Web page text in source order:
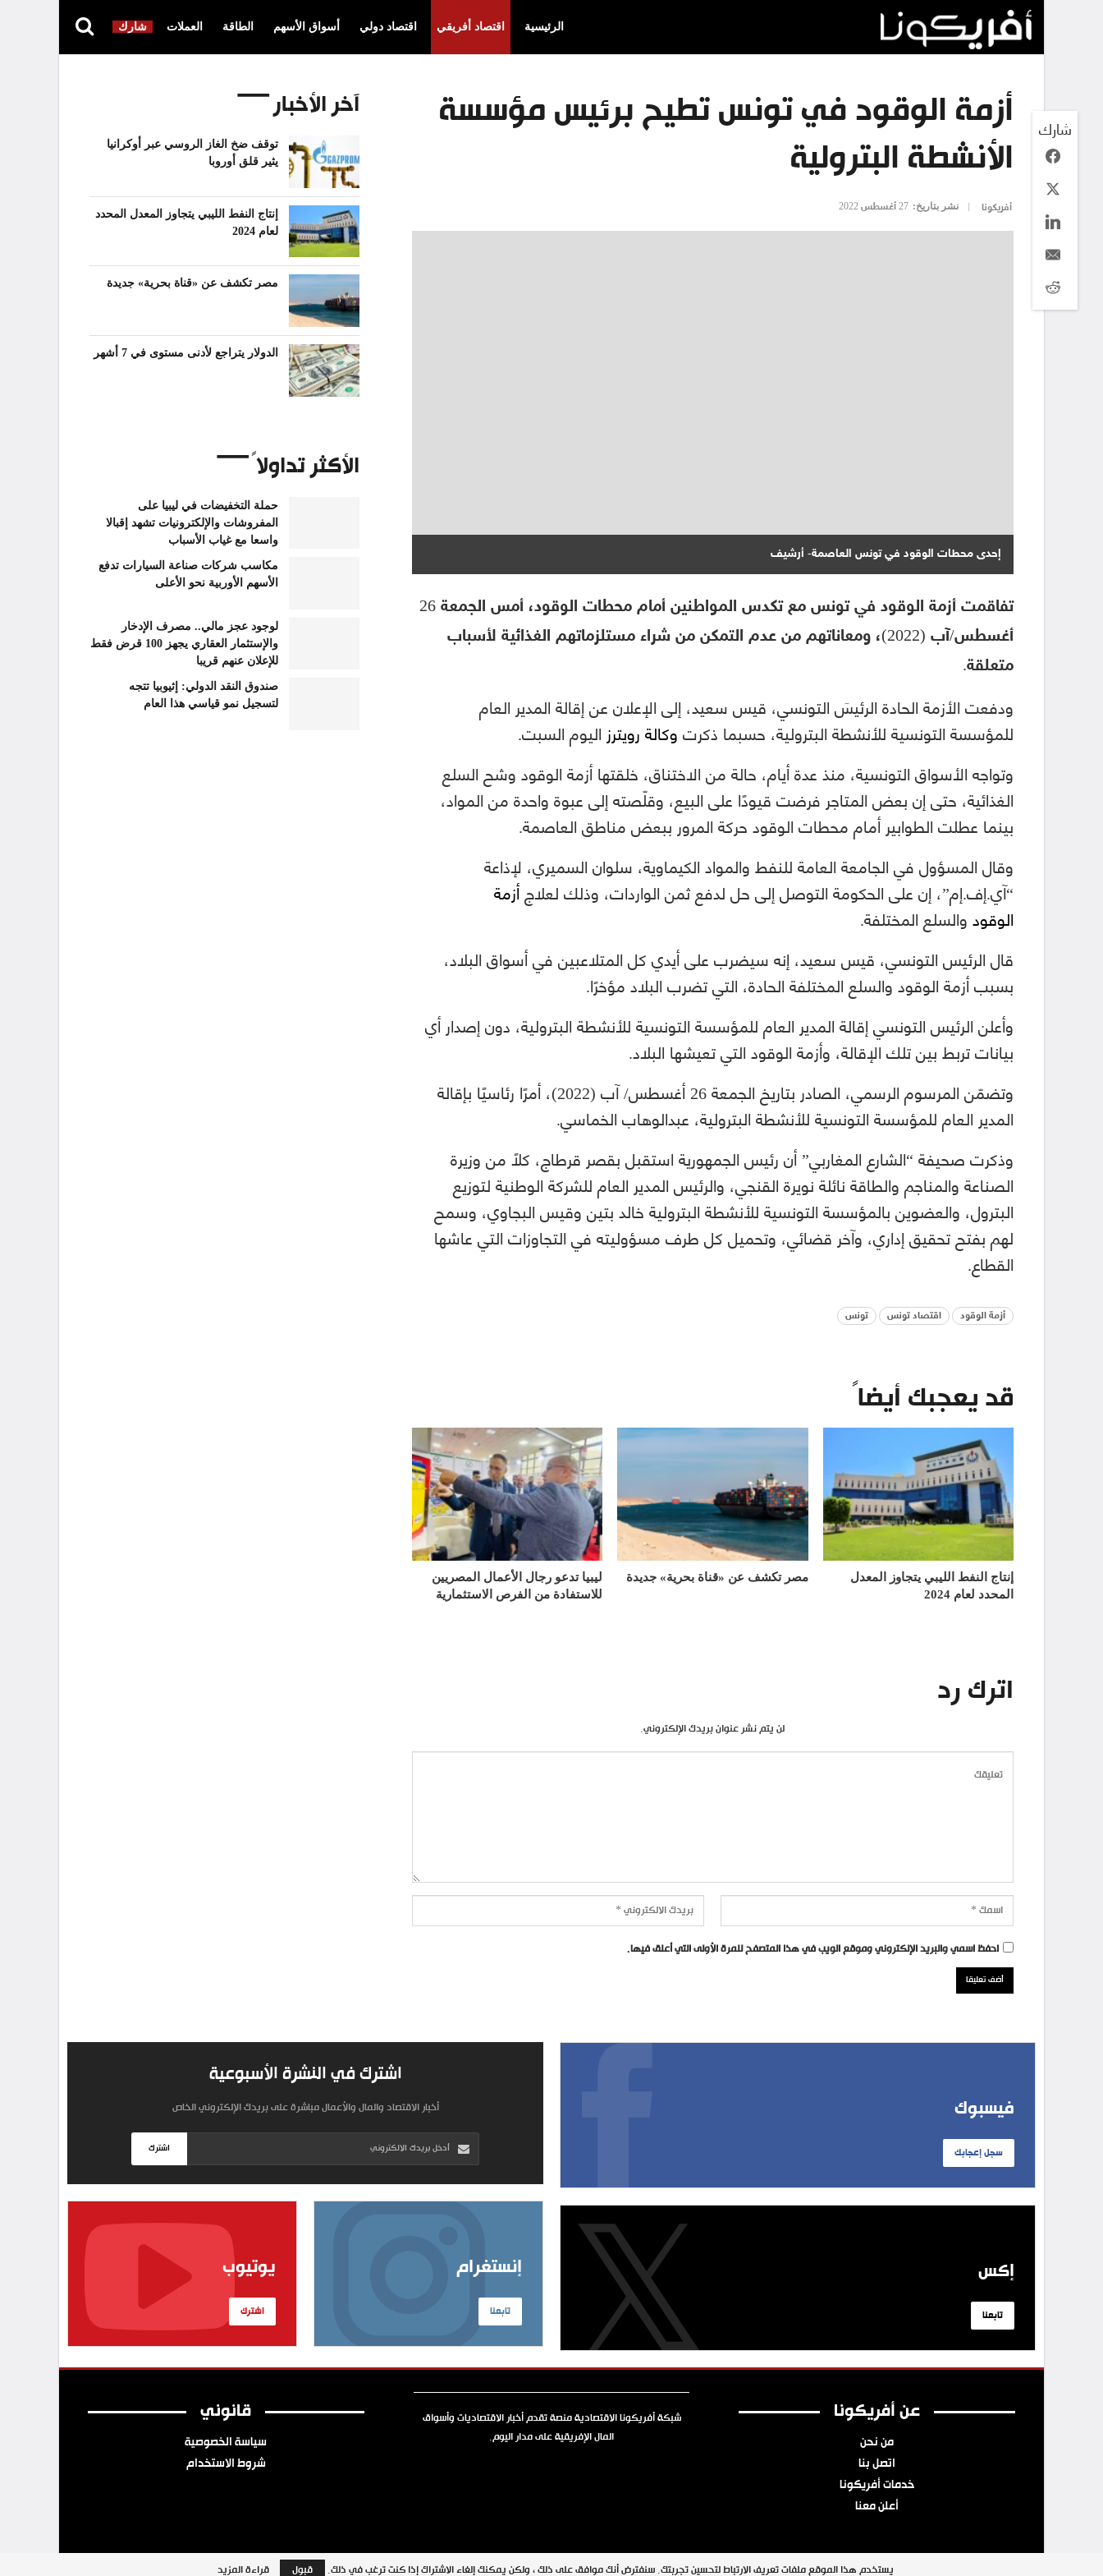
الرئيسية اقتصاد أفريقي اقتصاد دولي أسواق الأسهم الطاقة العملات شارك
أزمة الوقود في تونس تطيح برئيس مؤسسة
الأنشطة البترولية
أفريكونا نشر بتاريخ: 27 أغسطس 2022
إحدى محطات الوقود في تونس العاصمة- أرشيف
شارك
تفاقمت أزمة الوقود في تونس مع تكدس المواطنين أمام محطات الوقود، أمس الجمعة 26
أغسطس/آب (2022)، ومعاناتهم من عدم التمكن من شراء مستلزماتهم الغذائية لأسباب
متعلقة.
ودفعت الأزمة الحادة الرئيسَ التونسي، قيس سعيد، إلى الإعلان عن إقالة المدير العام
للمؤسسة التونسية للأنشطة البترولية، حسبما ذكرتوكالة رويترز اليوم السبت.
وتواجه الأسواق التونسية، منذ عدة أيام، حالة من الاختناق، خلقتها أزمة الوقود وشح السلع
الغذائية، حتى إن بعض المتاجر فرضت قيودًا على البيع، وقلّصته إلى عبوة واحدة من المواد،
بينما عطلت الطوابير أمام محطات الوقود حركة المرور ببعض مناطق العاصمة.
وقال المسؤول في الجامعة العامة للنفط والمواد الكيماوية، سلوان السميري، لإذاعة
“آي.إف.إم”، إن على الحكومة التوصل إلى حل لدفع ثمن الواردات، وذلك لعلاجأزمة
الوقودوالسلع المختلفة.
قال الرئيس التونسي، قيس سعيد، إنه سيضرب على أيدي كل المتلاعبين في أسواق البلاد،
بسبب أزمة الوقود والسلع المختلفة الحادة، التي تضرب البلاد مؤخرًا.
وأعلن الرئيس التونسي إقالة المدير العام للمؤسسة التونسية للأنشطة البترولية، دون إصدار أي
بيانات تربط بين تلك الإقالة، وأزمة الوقود التي تعيشها البلاد.
وتضمّن المرسوم الرسمي، الصادر بتاريخ الجمعة 26 أغسطس/ آب (2022)، أمرًا رئاسيًا بإقالة
المدير العام للمؤسسة التونسية للأنشطة البترولية، عبدالوهاب الخماسي.
وذكرت صحيفة “الشارع المغاربي” أن رئيس الجمهورية استقبل بقصر قرطاج، كلًا من وزيرة
الصناعة والمناجم والطاقة نائلة نويرة القنجي، والرئيس المدير العام للشركة الوطنية لتوزيع
البترول، والعضوين بالمؤسسة التونسية للأنشطة البترولية خالد بتين وقيس البجاوي، وسمح
لهم بفتح تحقيق إداري، وآخر قضائي، وتحميل كل طرف مسؤوليته في التجاوزات التي عاشها
القطاع.
أزمة الوقود اقتصاد تونس تونس
قد يعجبك أيضاً
إنتاج النفط الليبي يتجاوز المعدل
المحدد لعام 2024
مصر تكشف عن «قناة بحرية» جديدة
ليبيا تدعو رجال الأعمال المصريين
للاستفادة من الفرص الاستثمارية
اترك رد
لن يتم نشر عنوان بريدك الإلكتروني.
احفظ اسمي والبريد الإلكتروني وموقع الويب في هذا المتصفح للمرة الأولى التي أعلق فيها.
آخر الأخبار
توقف ضخ الغاز الروسي عبر أوكرانيا
يثير قلق أوروبا
إنتاج النفط الليبي يتجاوز المعدل المحدد
لعام 2024
مصر تكشف عن «قناة بحرية» جديدة
الدولار يتراجع لأدنى مستوى في 7 أشهر
الأكثر تداولاً
حملة التخفيضات في ليبيا على
المفروشات والإلكترونيات تشهد إقبالا
واسعا مع غياب الأسباب
مكاسب شركات صناعة السيارات تدفع
الأسهم الأوربية نحو الأعلى
لوجود عجز مالي.. مصرف الإدخار
والإستثمار العقاري يجهز 100 قرض فقط
للإعلان عنهم قريبا
صندوق النقد الدولي: إثيوبيا تتجه
لتسجيل نمو قياسي هذا العام
فيسبوك
سجل إعجابك
إكس
تابعنا
اشترك في النشرة الأسبوعية
أخبار الاقتصاد والمال والأعمال مباشرة على بريدك الإلكتروني الخاص
اشترك
إنستغرام
تابعنا
يوتيوب
اشترك
عن أفريكونا
من نحن
اتصل بنا
خدمات أفريكونا
أعلن معنا
شبكة أفريكونا الاقتصادية منصة تقدم أخبار الاقتصاديات وأسواق
المال الإفريقية على مدار اليوم.
قانوني
سياسة الخصوصية
شروط الاستخدام
جميع الحقوق محفوظة © 2026 شبكة أفريكونا
يستخدم هذا الموقع ملفات تعريف الارتباط لتحسين تجربتك. سنفترض أنك موافق على ذلك ، ولكن يمكنك إلغاء الاشتراك إذا كنت ترغب في ذلك. قبول قراءة المزيد